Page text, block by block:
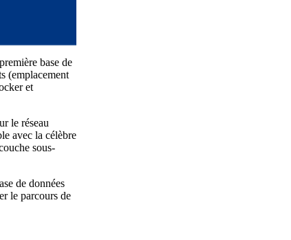
base de
(emplacement
et
le réseau
avec la célèbre
sous-
de données
le parcours de